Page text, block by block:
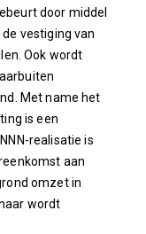
door middel
vestiging van
Ook wordt
Met name het
is een
realisatie is
aan
omzet in
wordt